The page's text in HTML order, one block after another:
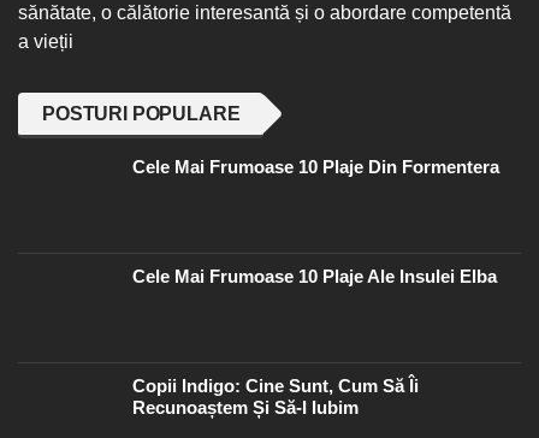
sănătate, o călătorie interesantă și o abordare competentă
a vieții
POSTURI POPULARE
Cele Mai Frumoase 10 Plaje Din Formentera
Cele Mai Frumoase 10 Plaje Ale Insulei Elba
Copii Indigo: Cine Sunt, Cum Să Îi
Recunoaștem Și Să-I Iubim